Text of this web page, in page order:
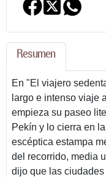
Resumen
En "El viajero
largo e intenso viaje
empieza su paseo
Pekín y lo cierra en
escéptica estampa
del recorrido, media
dijo que las